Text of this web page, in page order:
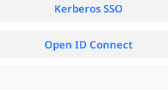
Kerberos SSO
Open ID Connect